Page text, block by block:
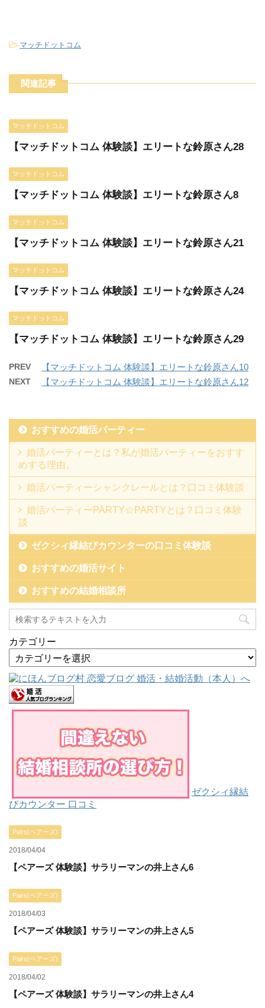
-マッチドットコム
関連記事
マッチドットコム
【マッチドットコム 体験談】エリートな鈴原さん28
マッチドットコム
【マッチドットコム 体験談】エリートな鈴原さん8
マッチドットコム
【マッチドットコム 体験談】エリートな鈴原さん21
マッチドットコム
【マッチドットコム 体験談】エリートな鈴原さん24
マッチドットコム
【マッチドットコム 体験談】エリートな鈴原さん29
PREV 【マッチドットコム 体験談】エリートな鈴原さん10
NEXT 【マッチドットコム 体験談】エリートな鈴原さん12
おすすめの婚活パーティー
婚活パーティーとは？私が婚活パーティーをおすす
めする理由。
婚活パーティーシャンクレールとは？口コミ体験談
婚活パーティーPARTY☆PARTYとは？口コミ体験
談
ゼクシィ縁結びカウンターの口コミ体験談
おすすめの婚活サイト
おすすめの結婚相談所
カテゴリー
ゼクシィ縁結
びカウンター 口コミ
Pairs(ペアーズ)
2018/04/04
【ペアーズ 体験談】サラリーマンの井上さん6
Pairs(ペアーズ)
2018/04/03
【ペアーズ 体験談】サラリーマンの井上さん5
Pairs(ペアーズ)
2018/04/02
【ペアーズ 体験談】サラリーマンの井上さん4